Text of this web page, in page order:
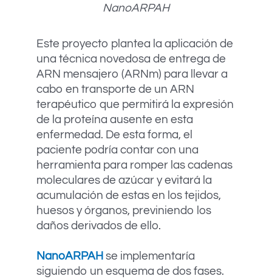
NanoARPAH
Este proyecto plantea la aplicación de
una técnica novedosa de entrega de
ARN mensajero (ARNm) para llevar a
cabo en transporte de un ARN
terapéutico que permitirá la expresión
de la proteína ausente en esta
enfermedad. De esta forma, el
paciente podría contar con una
herramienta para romper las cadenas
moleculares de azúcar y evitará la
acumulación de estas en los tejidos,
huesos y órganos, previniendo los
daños derivados de ello.
NanoARPAH se implementaría
siguiendo un esquema de dos fases.